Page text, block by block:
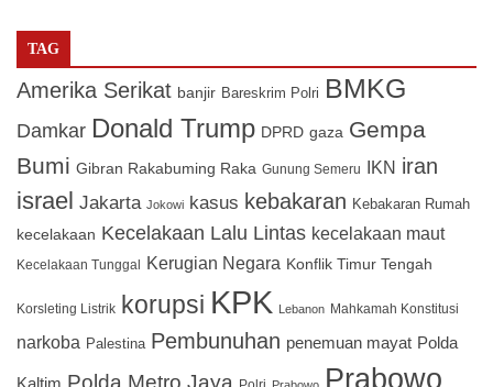
TAG
Amerika Serikat banjir Bareskrim Polri BMKG
Damkar Donald Trump DPRD gaza Gempa
Bumi Gibran Rakabuming Raka Gunung Semeru IKN iran
israel Jakarta Jokowi kasus kebakaran Kebakaran Rumah
kecelakaan Kecelakaan Lalu Lintas kecelakaan maut
Kecelakaan Tunggal Kerugian Negara Konflik Timur Tengah
Korsleting Listrik korupsi KPK Lebanon Mahkamah Konstitusi
narkoba Palestina Pembunuhan penemuan mayat Polda
Polda Metro Jaya Prabowo